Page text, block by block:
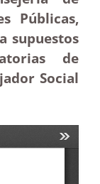
Públicas,
supuestos
de
Social